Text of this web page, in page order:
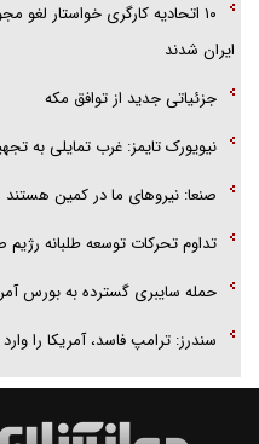
۱۰ اتحادیه کارگری خواستار لغو
ایران شدند
جزئیاتی جدید از توافق مکه
نیویورک تایمز: غرب تمایلی به
صنعا: نیروهای ما در کمین‌ هستند
تداوم تحرکات توسعه طلبانه
حمله سایبری گسترده به بورس
سندرز: ترامپ فاسد، آمریکا را